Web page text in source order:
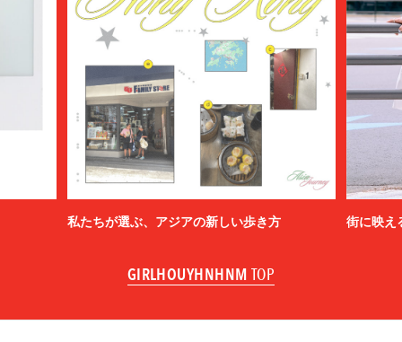
私たちが選ぶ、アジアの新しい歩き方 街に映え
GIRLHOUYHNHNM TOP